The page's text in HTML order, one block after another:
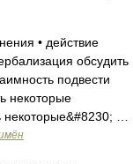
• действие
обсудить
подвести
некоторые
некоторые&#8230; …